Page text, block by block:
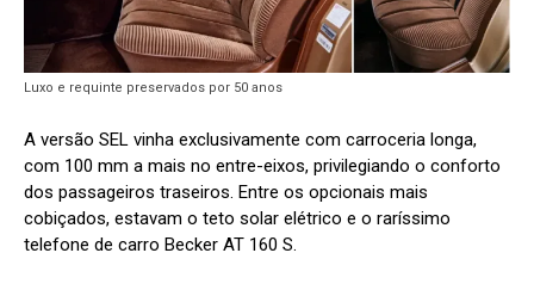
Luxo e requinte preservados por 50 anos
A versão SEL vinha exclusivamente com carroceria longa,
com 100 mm a mais no entre-eixos, privilegiando o conforto
dos passageiros traseiros. Entre os opcionais mais
cobiçados, estavam o teto solar elétrico e o raríssimo
telefone de carro Becker AT 160 S.